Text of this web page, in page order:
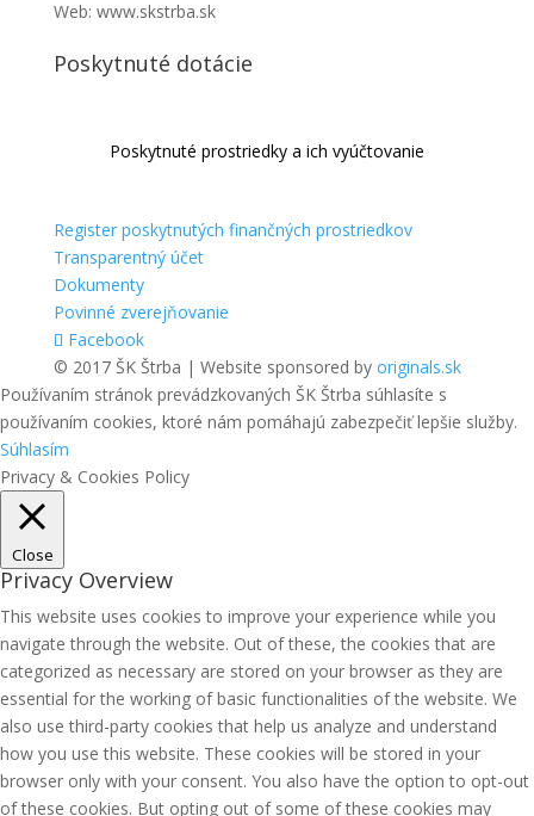
Web: www.skstrba.sk
Poskytnuté dotácie
Poskytnuté prostriedky a ich vyúčtovanie
Register poskytnutých finančných prostriedkov
Transparentný účet
Dokumenty
Povinné zverejňovanie
Facebook
© 2017 ŠK Štrba | Website sponsored by originals.sk
Používaním stránok prevádzkovaných ŠK Štrba súhlasíte s
používaním cookies, ktoré nám pomáhajú zabezpečiť lepšie služby.
Súhlasím
Privacy & Cookies Policy
Close
Privacy Overview
This website uses cookies to improve your experience while you
navigate through the website. Out of these, the cookies that are
categorized as necessary are stored on your browser as they are
essential for the working of basic functionalities of the website. We
also use third-party cookies that help us analyze and understand
how you use this website. These cookies will be stored in your
browser only with your consent. You also have the option to opt-out
of these cookies. But opting out of some of these cookies may